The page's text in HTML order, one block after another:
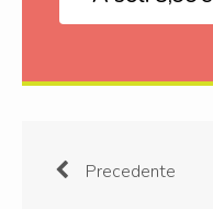
Precedente